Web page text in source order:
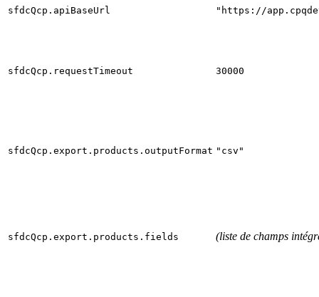
sfdcQcp.apiBaseUrl "https://
sfdcQcp.requestTimeout 30000
sfdcQcp.export.products.outputFormat "csv"
sfdcQcp.export.products.fields (liste de champs